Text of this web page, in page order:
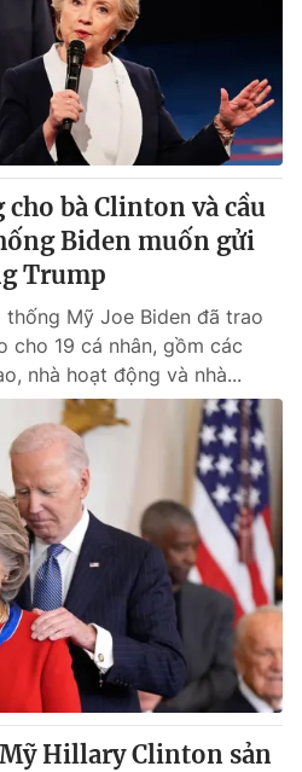
báo điện tử số 483/GP-BTTTT
Thị Mỹ Hạnh, Phạm Quốc Thắng,
- 024.38 355 932
897 897
thức nếu không có sự chấp
VTV.vn khi phát hành lại
bà Clinton và cầu
Biden muốn gửi
Trump
thống Mỹ Joe Biden đã trao
cho 19 cá nhân, gồm các
nhà hoạt động và nhà...
Hillary Clinton sản